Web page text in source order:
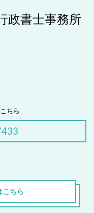
政書士事務所
ちら
こちら